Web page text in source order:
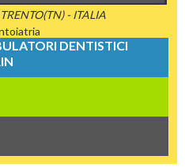
- ITALIA
DENTISTICI